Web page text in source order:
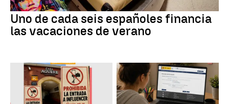
Uno de cada seis españoles financia
las vacaciones de verano